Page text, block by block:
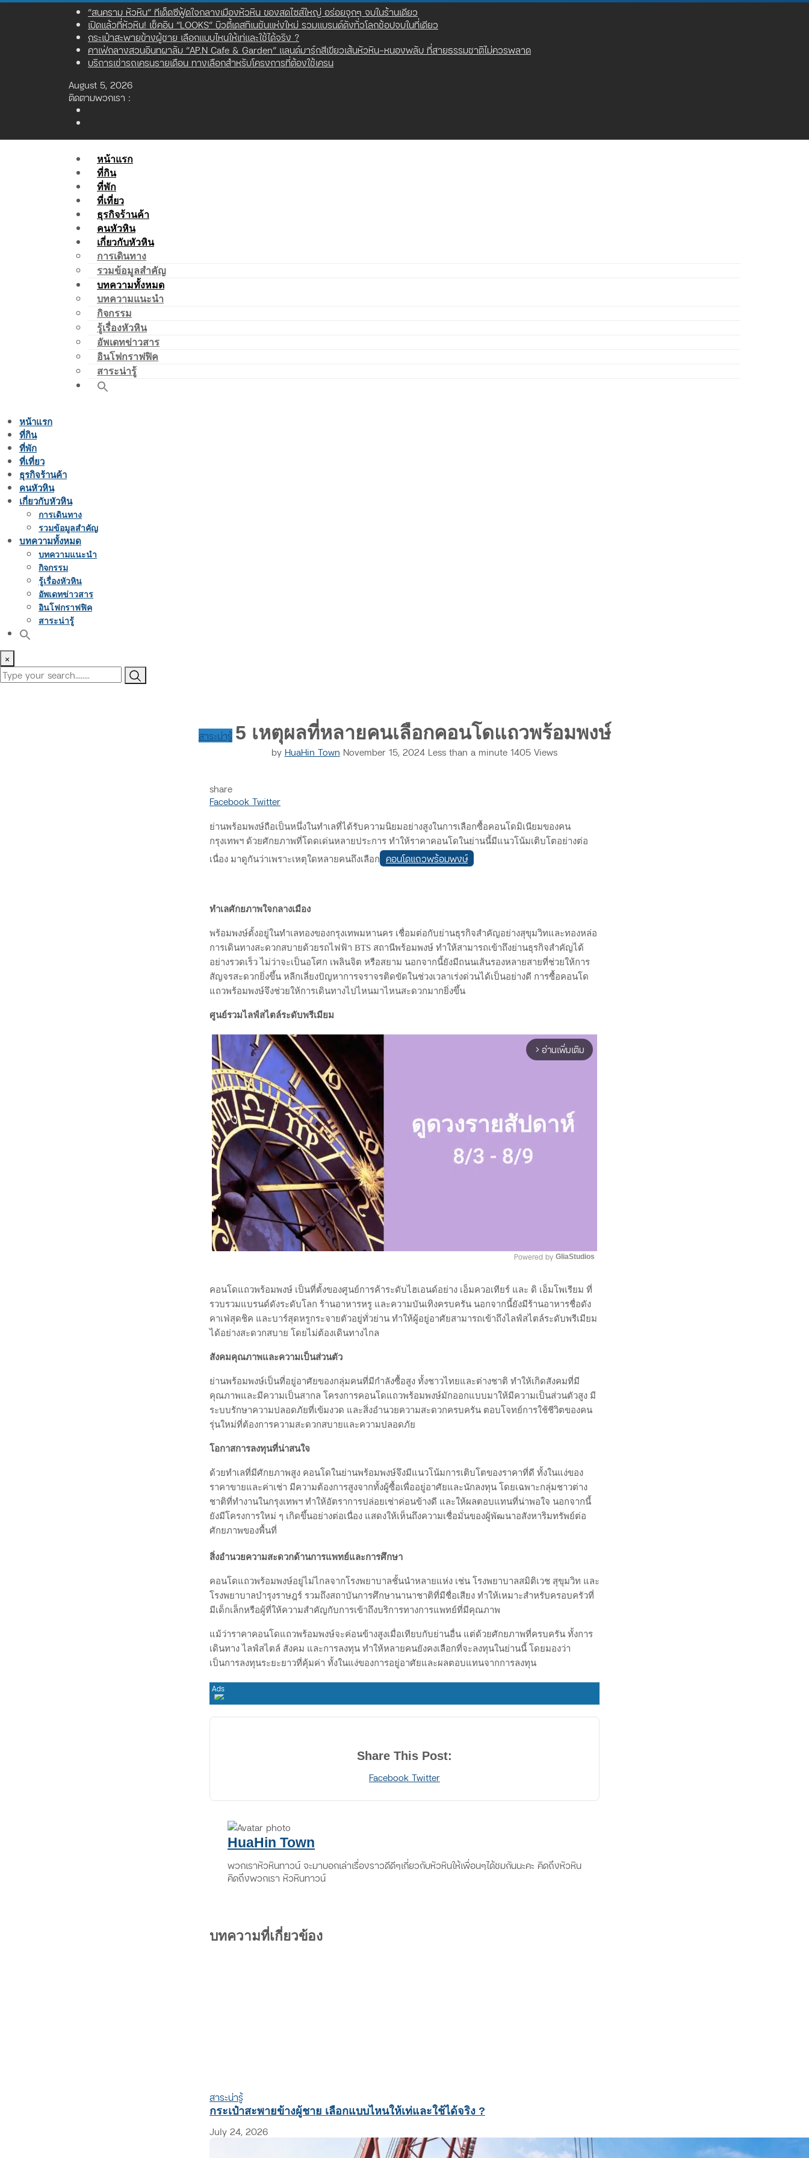
“สนคราม หัวหิน” ทีเด็ดซีฟู้ดใจกลางเมืองหัวหิน ของสดไซส์ใหญ่ อร่อยจุกๆ จบในร้านเดียว
เปิดแล้วที่หัวหิน! เช็คอิน “LOOKS” บิวตี้เดสทิเนชันแห่งใหม่ รวมแบรนด์ดังทั่วโลกช้อปจบในที่เดียว
กระเป๋าสะพายข้างผู้ชาย เลือกแบบไหนให้เท่และใช้ได้จริง ?
คาเฟ่กลางสวนอินทผาลัม “AP.N Cafe & Garden” แลนด์มาร์กสีเขียวเส้นหัวหิน-หนองพลับ ที่สายธรรมชาติไม่ควรพลาด
บริการเช่ารถเครนรายเดือน ทางเลือกสำหรับโครงการที่ต้องใช้เครน
August 5, 2026
ติดตามพวกเรา :
หน้าแรก
ที่กิน
ที่พัก
ที่เที่ยว
ธุรกิจร้านค้า
คนหัวหิน
เกี่ยวกับหัวหิน
การเดินทาง
รวมข้อมูลสำคัญ
บทความทั้งหมด
บทความแนะนำ
กิจกรรม
รู้เรื่องหัวหิน
อัพเดทข่าวสาร
อินโฟกราฟฟิค
สาระน่ารู้
หน้าแรก
ที่กิน
ที่พัก
ที่เที่ยว
ธุรกิจร้านค้า
คนหัวหิน
เกี่ยวกับหัวหิน
การเดินทาง
รวมข้อมูลสำคัญ
บทความทั้งหมด
บทความแนะนำ
กิจกรรม
รู้เรื่องหัวหิน
อัพเดทข่าวสาร
อินโฟกราฟฟิค
สาระน่ารู้
×
สาระน่ารู้ 5 เหตุผลที่หลายคนเลือกคอนโดแถวพร้อมพงษ์
by HuaHin Town November 15, 2024 Less than a minute 1405Views
share
Facebook TwitterPrint
Share
Email
ย่านพร้อมพงษ์ถือเป็นหนึ่งในทำเลที่ได้รับความนิยมอย่างสูงในการเลือกซื้อคอนโดมิเนียมของคน
กรุงเทพฯ ด้วยศักยภาพที่โดดเด่นหลายประการ ทำให้ราคาคอนโดในย่านนี้มีแนวโน้มเติบโตอย่างต่อ
เนื่อง มาดูกันว่าเพราะเหตุใดหลายคนถึงเลือก
คอนโดแถวพร้อมพงษ์
ทำเลศักยภาพใจกลางเมือง
พร้อมพงษ์ตั้งอยู่ในทำเลทองของกรุงเทพมหานคร เชื่อมต่อกับย่านธุรกิจสำคัญอย่างสุขุมวิทและทองหล่อ
การเดินทางสะดวกสบายด้วยรถไฟฟ้า BTS สถานีพร้อมพงษ์ ทำให้สามารถเข้าถึงย่านธุรกิจสำคัญได้
อย่างรวดเร็ว ไม่ว่าจะเป็นอโศก เพลินจิต หรือสยาม นอกจากนี้ยังมีถนนเส้นรองหลายสายที่ช่วยให้การ
สัญจรสะดวกยิ่งขึ้น หลีกเลี่ยงปัญหาการจราจรติดขัดในช่วงเวลาเร่งด่วนได้เป็นอย่างดี การซื้อคอนโด
แถวพร้อมพงษ์จึงช่วยให้การเดินทางไปไหนมาไหนสะดวกมากยิ่งขึ้น
ศูนย์รวมไลฟ์สไตล์ระดับพรีเมียม
arrow_forward_ios อ่านเพิ่มเติม
Mute
Powered by GliaStudios
คอนโดแถวพร้อมพงษ์ เป็นที่ตั้งของศูนย์การค้าระดับไฮเอนด์อย่าง เอ็มควอเทียร์ และ ดิ เอ็มโพเรียม ที่
รวบรวมแบรนด์ดังระดับโลก ร้านอาหารหรู และความบันเทิงครบครัน นอกจากนี้ยังมีร้านอาหารชื่อดัง
คาเฟ่สุดชิค และบาร์สุดหรูกระจายตัวอยู่ทั่วย่าน ทำให้ผู้อยู่อาศัยสามารถเข้าถึงไลฟ์สไตล์ระดับพรีเมียม
ได้อย่างสะดวกสบาย โดยไม่ต้องเดินทางไกล
สังคมคุณภาพและความเป็นส่วนตัว
ย่านพร้อมพงษ์เป็นที่อยู่อาศัยของกลุ่มคนที่มีกำลังซื้อสูง ทั้งชาวไทยและต่างชาติ ทำให้เกิดสังคมที่มี
คุณภาพและมีความเป็นสากล โครงการคอนโดแถวพร้อมพงษ์มักออกแบบมาให้มีความเป็นส่วนตัวสูง มี
ระบบรักษาความปลอดภัยที่เข้มงวด และสิ่งอำนวยความสะดวกครบครัน ตอบโจทย์การใช้ชีวิตของคน
รุ่นใหม่ที่ต้องการความสะดวกสบายและความปลอดภัย
โอกาสการลงทุนที่น่าสนใจ
ด้วยทำเลที่มีศักยภาพสูง คอนโดในย่านพร้อมพงษ์จึงมีแนวโน้มการเติบโตของราคาที่ดี ทั้งในแง่ของ
ราคาขายและค่าเช่า มีความต้องการสูงจากทั้งผู้ซื้อเพื่ออยู่อาศัยและนักลงทุน โดยเฉพาะกลุ่มชาวต่าง
ชาติที่ทำงานในกรุงเทพฯ ทำให้อัตราการปล่อยเช่าค่อนข้างดี และให้ผลตอบแทนที่น่าพอใจ นอกจากนี้
ยังมีโครงการใหม่ ๆ เกิดขึ้นอย่างต่อเนื่อง แสดงให้เห็นถึงความเชื่อมั่นของผู้พัฒนาอสังหาริมทรัพย์ต่อ
ศักยภาพของพื้นที่
สิ่งอำนวยความสะดวกด้านการแพทย์และการศึกษา
คอนโดแถวพร้อมพงษ์อยู่ไม่ไกลจากโรงพยาบาลชั้นนำหลายแห่ง เช่น โรงพยาบาลสมิติเวช สุขุมวิท และ
โรงพยาบาลบำรุงราษฎร์ รวมถึงสถาบันการศึกษานานาชาติที่มีชื่อเสียง ทำให้เหมาะสำหรับครอบครัวที่
มีเด็กเล็กหรือผู้ที่ให้ความสำคัญกับการเข้าถึงบริการทางการแพทย์ที่มีคุณภาพ
แม้ว่าราคาคอนโดแถวพร้อมพงษ์จะค่อนข้างสูงเมื่อเทียบกับย่านอื่น แต่ด้วยศักยภาพที่ครบครัน ทั้งการ
เดินทาง ไลฟ์สไตล์ สังคม และการลงทุน ทำให้หลายคนยังคงเลือกที่จะลงทุนในย่านนี้ โดยมองว่า
เป็นการลงทุนระยะยาวที่คุ้มค่า ทั้งในแง่ของการอยู่อาศัยและผลตอบแทนจากการลงทุน
Share This Post:
Facebook TwitterPrint
Share
Email
HuaHin Town
พวกเราหัวหินทาวน์ จะมาบอกเล่าเรื่องราวดีดีๆเกี่ยวกับหัวหินให้เพื่อนๆได้ชมกันนะคะ คิดถึงหัวหิน
คิดถึงพวกเรา หัวหินทาวน์
บทความที่เกี่ยวข้อง
สาระน่ารู้
กระเป๋าสะพายข้างผู้ชาย เลือกแบบไหนให้เท่และใช้ได้จริง ?
July 24, 2026